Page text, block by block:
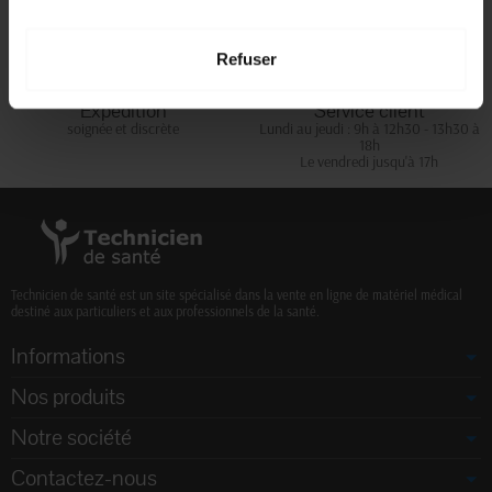
Refuser
Expédition
soignée et discrète
Service client
Lundi au jeudi : 9h à 12h30 - 13h30 à
18h
Le vendredi jusqu'à 17h
Technicien de santé est un site spécialisé dans la vente en ligne de matériel médical
destiné aux particuliers et aux professionnels de la santé.
Informations
Nos produits
Notre société
Contactez-nous